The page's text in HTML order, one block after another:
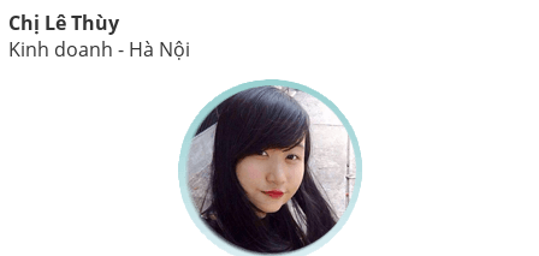
Chị Lê Thùy
Kinh doanh - Hà Nội